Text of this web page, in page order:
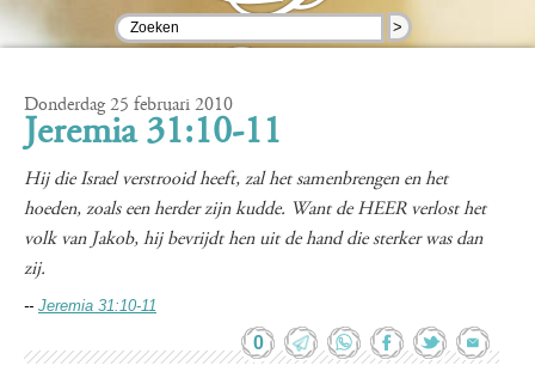
>
Donderdag 25 februari 2010
Jeremia 31:10-11
Hij die Israel verstrooid heeft, zal het samenbrengen en het
hoeden, zoals een herder zijn kudde. Want de HEER verlost het
volk van Jakob, hij bevrijdt hen uit de hand die sterker was dan
zij.
-- Jeremia 31:10-11
0